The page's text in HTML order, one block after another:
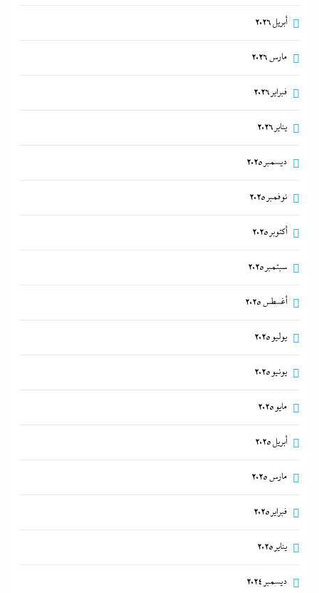
أبريل 2026
مارس 2026
فبراير 2026
يناير 2026
ديسمبر 2025
نوفمبر 2025
أكتوبر 2025
سبتمبر 2025
أغسطس 2025
يوليو 2025
يونيو 2025
مايو 2025
أبريل 2025
مارس 2025
فبراير 2025
يناير 2025
ديسمبر 2024